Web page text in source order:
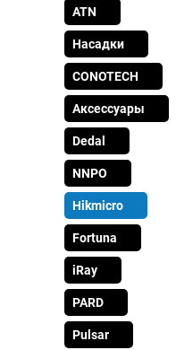
ATN
Насадки
CONOTECH
Аксессуары
Dedal
NNPO
Hikmicro
Fortuna
iRay
PARD
Pulsar